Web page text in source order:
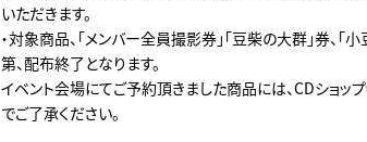
いただきます。
・対象商品、「メンバー全員撮影券」「豆柴の大群」券、
第、配布終了となります。
イベント会場にてご予約頂きました商品には、CDショ
でご了承ください。